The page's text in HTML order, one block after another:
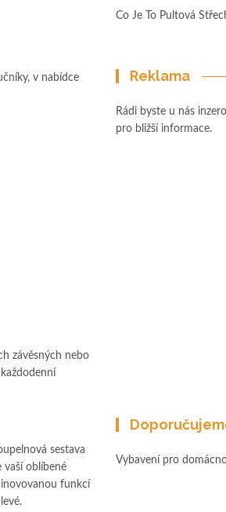
v nabídce
závěsných nebo
sestava
vaší oblíbené
inovovanou funkcí
Co Je To Pultová
Reklama
Rádi byste u nás
pro bližší informace.
Vybavení pro